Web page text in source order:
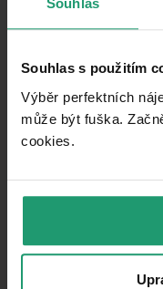
Souhlas
Souhlas s použitím
Výběr perfektních
může být fuška.
cookies.​